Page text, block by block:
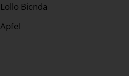
Lollo Bionda
Apfel